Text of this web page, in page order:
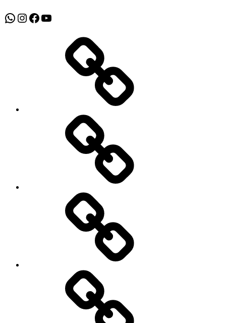
WhatsApp
Instagram
Facebook
Youtube